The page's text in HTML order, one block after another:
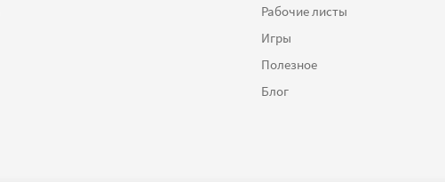
Рабочие листы
Игры
Полезное
Блог